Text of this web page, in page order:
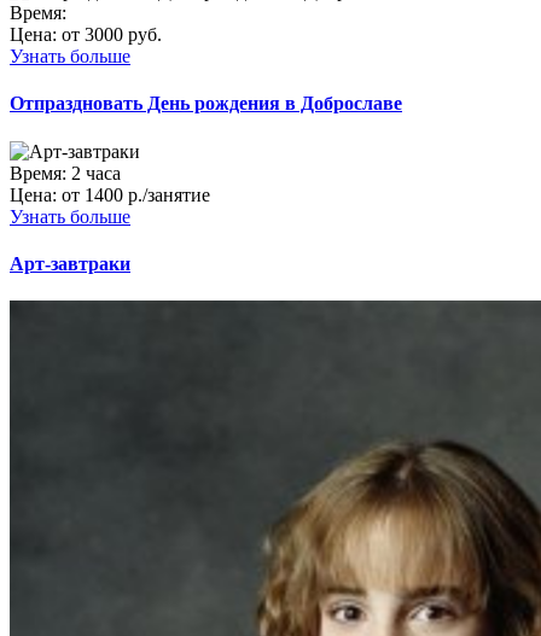
Время:
Цена: от 3000 руб.
Узнать больше
Отпраздновать День рождения в Доброславе
Время: 2 часа
Цена: от 1400 р./занятие
Узнать больше
Арт-завтраки